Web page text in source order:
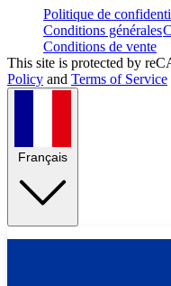
Politique de
Conditions générales
Conditions de vente
This site is protected by
Policy and Terms of Service
Français